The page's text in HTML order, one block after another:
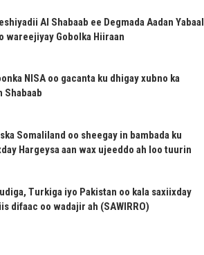
Al Shabaab ee Degmada Aadan Yabaal
wareejiyay Gobolka Hiiraan
NISA oo gacanta ku dhigay xubno ka
Shabaab
Somaliland oo sheegay in bambada ku
Hargeysa aan wax ujeeddo ah loo tuurin
Turkiga iyo Pakistan oo kala saxiixday
difaac oo wadajir ah (SAWIRRO)